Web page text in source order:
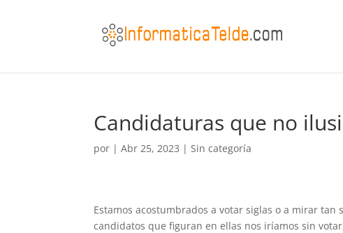
Candidaturas que no
por |Abr 25, 2023 |Sin categoría
Estamos acostumbrados a votar siglas o a mirar
candidatos que figuran en ellas nos iríamos sin